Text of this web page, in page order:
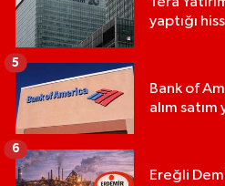
yaptığı
Bank of
alım satım
5
Ereğli
6